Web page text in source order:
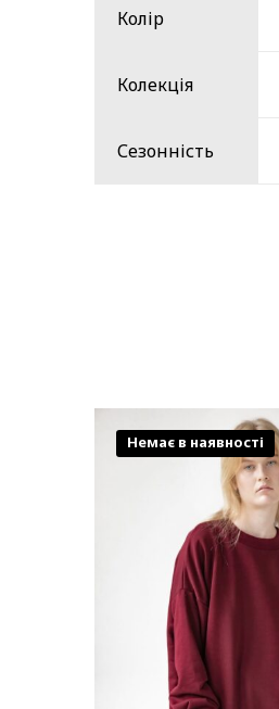
Колір
Колекція
Сезонність
Немає в наявності